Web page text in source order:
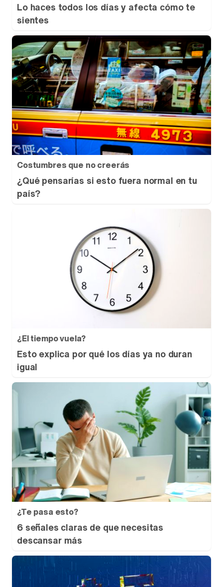
Lo haces todos los días y afecta cómo te
sientes
Costumbres que no creerás
¿Qué pensarías si esto fuera normal en tu
país?
¿El tiempo vuela?
Esto explica por qué los días ya no duran
igual
¿Te pasa esto?
6 señales claras de que necesitas
descansar más